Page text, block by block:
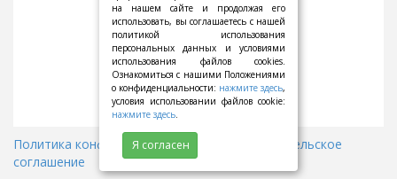
Политика конфиденциальности
Пользовательское
соглашение
на нашем сайте и продолжая его
использовать, вы соглашаетесь с нашей
политикой использования
персональных данных и условиями
использования файлов cookies.
Ознакомиться с нашими Положениями
о конфиденциальности: нажмите здесь,
условия использовании файлов cookie:
нажмите здесь.
Я согласен